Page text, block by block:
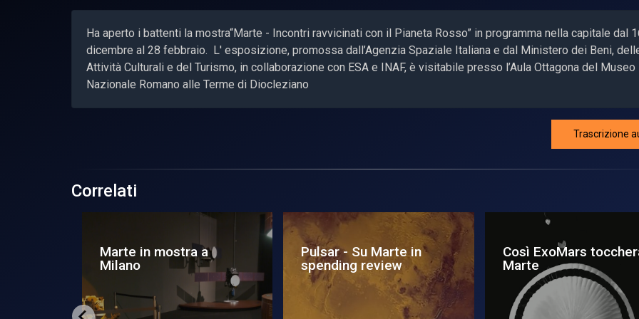
Ha aperto i battenti la mostra“Marte - Incontri ravvicinati con il Pianeta Rosso” in programma nella capitale dal
dicembre al 28 febbraio. L' esposizione, promossa dall’Agenzia Spaziale Italiana e dal Ministero dei Beni,
Attività Culturali e del Turismo, in collaborazione con ESA e INAF, è visitabile presso l’Aula Ottagona del Museo
Nazionale Romano alle Terme di Diocleziano
Trascrizione
Correlati
Deep Space: Gateway,
l’Italia protagonista per
Etiopia, dove la Terra
incontra Marte
ExoMars: Six months
orbit